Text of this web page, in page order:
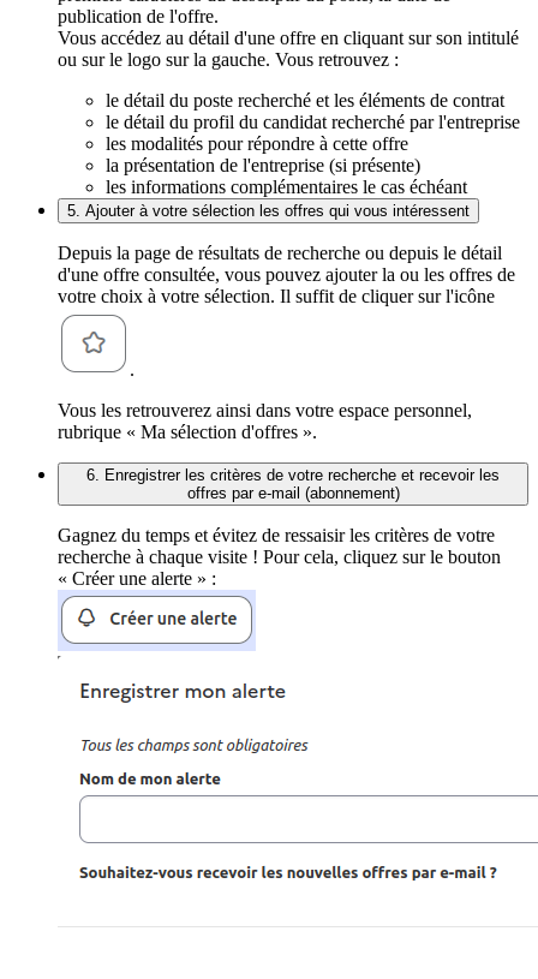
publication de l'offre.
Vous accédez au détail d'une offre en cliquant sur son intitulé
ou sur le logo sur la gauche. Vous retrouvez :
le détail du poste recherché et les éléments de contrat
le détail du profil du candidat recherché par l'entreprise
les modalités pour répondre à cette offre
la présentation de l'entreprise (si présente)
les informations complémentaires le cas échéant
5. Ajouter à votre sélection les offres qui vous intéressent
Depuis la page de résultats de recherche ou depuis le détail
d'une offre consultée, vous pouvez ajouter la ou les offres de
votre choix à votre sélection. Il suffit de cliquer sur l'icône
.
Vous les retrouverez ainsi dans votre espace personnel,
rubrique « Ma sélection d'offres ».
6. Enregistrer les critères de votre recherche et recevoir les
offres par e-mail (abonnement)
Gagnez du temps et évitez de ressaisir les critères de votre
recherche à chaque visite ! Pour cela, cliquez sur le bouton
« Créer une alerte » :